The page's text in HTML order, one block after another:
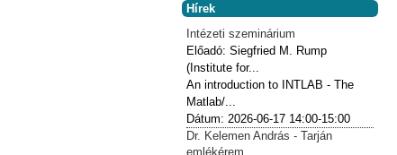
Hírek
Intézeti szeminárium
Előadó:Siegfried M. Rump
(Institute for...
An introduction to INTLAB - The
Matlab/...
Dátum: 2026-06-17 14:00-15:00
Dr. Kelemen András - Tarján
emlékérem